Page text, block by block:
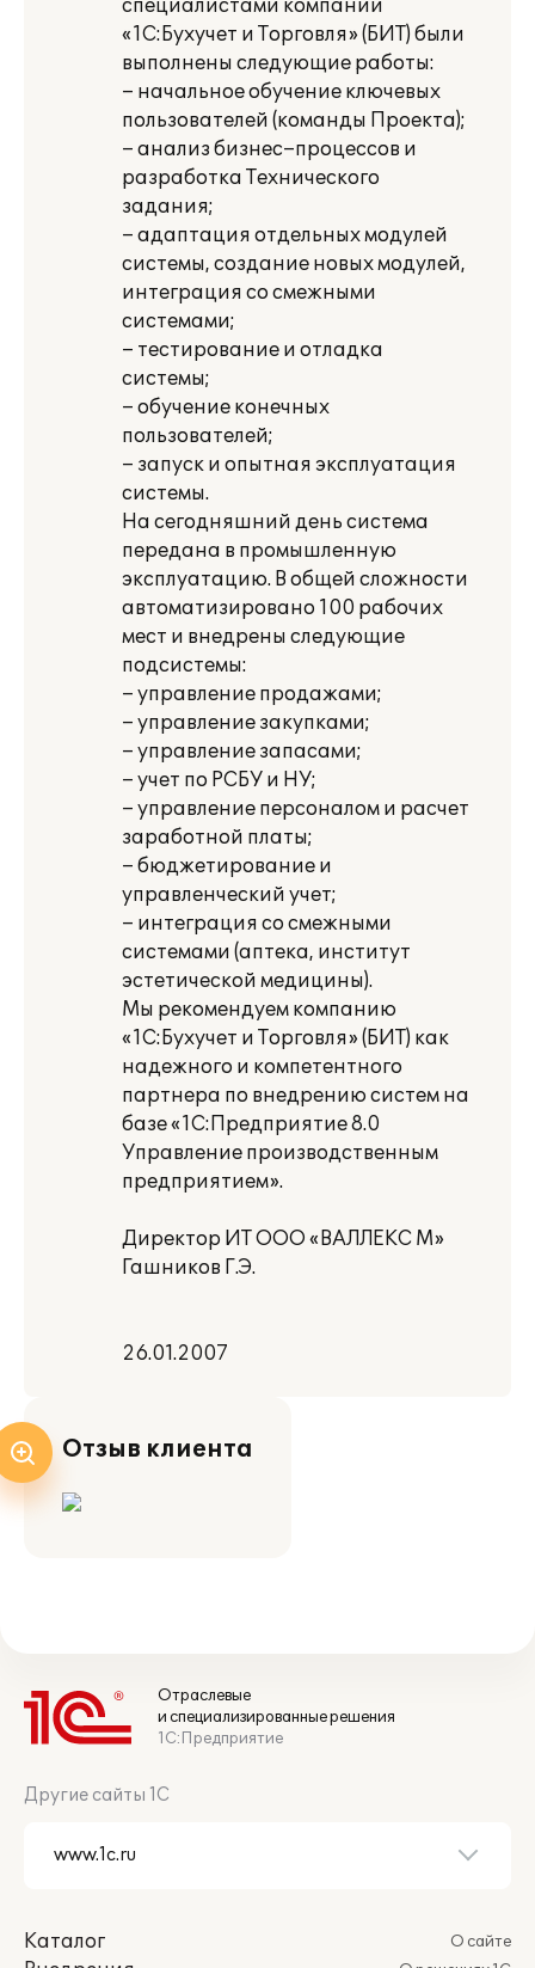
специалистами компании
«1С:Бухучет и Торговля» (БИТ) были
выполнены следующие работы:
– начальное обучение ключевых
пользователей (команды Проекта);
– анализ бизнес–процессов и
разработка Технического
задания;
– адаптация отдельных модулей
системы, создание новых модулей,
интеграция со смежными
системами;
– тестирование и отладка
системы;
– обучение конечных
пользователей;
– запуск и опытная эксплуатация
системы.
На сегодняшний день система
передана в промышленную
эксплуатацию. В общей сложности
автоматизировано 100 рабочих
мест и внедрены следующие
подсистемы:
– управление продажами;
– управление закупками;
– управление запасами;
– учет по РСБУ и НУ;
– управление персоналом и расчет
заработной платы;
– бюджетирование и
управленческий учет;
– интеграция со смежными
системами (аптека, институт
эстетической медицины).
Мы рекомендуем компанию
«1С:Бухучет и Торговля» (БИТ) как
надежного и компетентного
партнера по внедрению систем на
базе «1С:Предприятие 8.0
Управление производственным
предприятием».
Директор ИТ ООО «ВАЛЛЕКС М»
Гашников Г.Э.
26.01.2007
Отзыв клиента
Отраслевые
и специализированные решения
1С:Предприятие
Другие сайты 1С
Каталог
О сайте